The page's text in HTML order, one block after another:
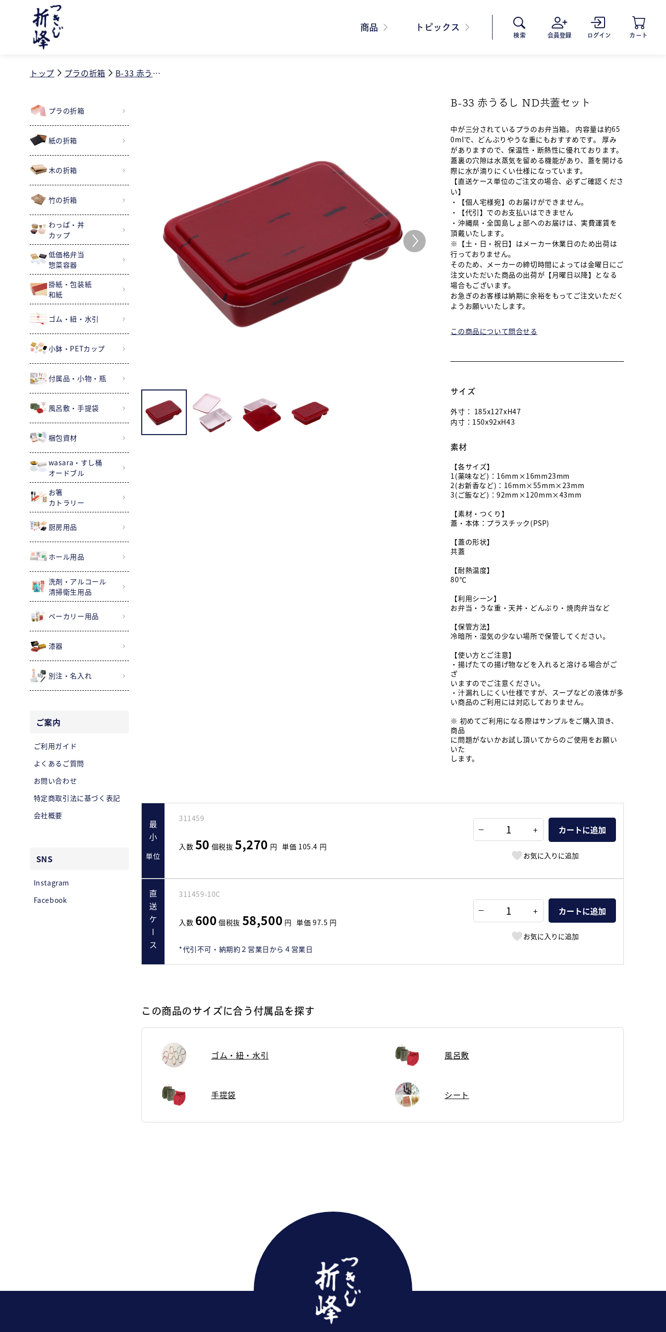
ンツに
商品 トピックス
検索 会員登録 ログイン カート
トップ プラの折箱 B-33 赤うるし ND共蓋セット
プラの折箱
紙の折箱
木の折箱
竹の折箱
わっぱ・丼
カップ
低価格弁当
惣菜容器
掛紙・包装紙
和紙
ゴム・紐・水引
小鉢・PETカップ
付属品・小物・瓶
風呂敷・手提袋
梱包資材
wasara・すし桶
オードブル
お箸
カトラリー
厨房用品
ホール用品
洗剤・アルコール
清掃衛生用品
ベーカリー用品
漆器
別注・名入れ
ご案内
ご利用ガイド
よくあるご質問
お問い合わせ
特定商取引法に基づく表記
会社概要
SNS
Instagram
Facebook
B-33 赤うるし ND共蓋セット
中が三分されているプラのお弁当箱。 内容量は約65
0mlで、どんぶりやうな重にもおすすめです。 厚み
がありますので、保温性・断熱性に優れております。
蓋裏の穴隙は水蒸気を留める機能があり、蓋を開ける
際に水が滴りにくい仕様になっています。
【直送ケース単位のご注文の場合、必ずご確認くださ
い】
・【個人宅様宛】のお届けができません。
・【代引】でのお支払いはできません
・沖縄県・全国島しょ部へのお届けは、実費運賃を
頂戴いたします。
※【土・日・祝日】はメーカー休業日のため出荷は
行っておりません。
そのため、メーカーの締切時間によっては金曜日にご
注文いただいた商品の出荷が【月曜日以降】となる
場合もございます。
お急ぎのお客様は納期に余裕をもってご注文いただく
ようお願いいたします。
この商品について問合せる
サイズ
外寸： 185x127xH47
内寸： 150x92xH43
素材
【各サイズ】
1(薬味など)：16mm×16mm23mm
2(お新香など)：16mm×55mm×23mm
3(ご飯など)：92mm×120mm×43mm
【素材・つくり】
蓋・本体：プラスチック(PSP)
【蓋の形状】
共蓋
【耐熱温度】
80℃
【利用シーン】
お弁当・うな重・天丼・どんぶり・焼肉弁当など
【保管方法】
冷暗所・湿気の少ない場所で保管してください。
【使い方とご注意】
・揚げたての揚げ物などを入れると溶ける場合がご
ざ
いますのでご注意ください。
・汁漏れしにくい仕様ですが、スープなどの液体が多
い商品のご利用には対応しておりません。
※ 初めてご利用になる際はサンプルをご購入頂き、
商品
に問題がないかお試し頂いてからのご使用をお願い
いた
します。
最小
単位
311459
入数 50 個税抜 5,270 円 単価 105.4 円
+ カートに追加
お気に入りに追加
直送ケース 311459-10C
入数 600 個税抜 58,500 円 単価 97.5 円
*代引不可・納期約２営業日から４営業日
+ カートに追加
お気に入りに追加
この商品のサイズに合う付属品を探す
ゴム・紐・水引 風呂敷
手提袋 シート